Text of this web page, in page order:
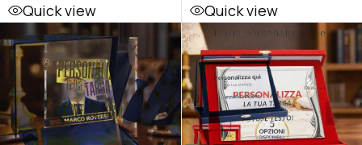
Quick view
Quick view